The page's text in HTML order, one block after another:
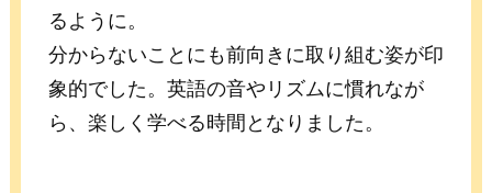
るように。
分からないことにも前向きに取り組む姿が印
象的でした。英語の音やリズムに慣れなが
ら、楽しく学べる時間となりました。